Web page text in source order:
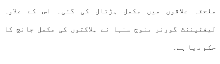
ملحقہ علاقوں میں مکمل ہڑتال کی گئی۔ اس کے علاوہ
لیفٹیننٹ گورنر منوج سنہا نے ہلاکتوں کی مکمل جانچ کا
حکم دیا ہے۔